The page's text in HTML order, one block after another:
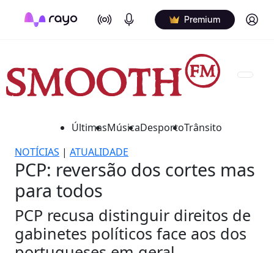
On Air Podcasts Premium Log in
ÚltimasMúsicaDesportoTrânsito
NOTÍCIAS | ATUALIDADE
PCP: reversão dos cortes mas
para todos
PCP recusa distinguir direitos de
gabinetes políticos face aos dos